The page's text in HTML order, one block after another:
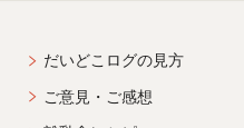
だいどこログの見方
ご意見・ご感想